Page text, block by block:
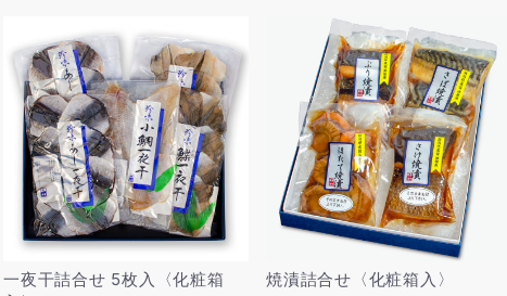
一夜干詰合せ 5枚入〈化粧箱
焼漬詰合せ〈化粧箱入〉